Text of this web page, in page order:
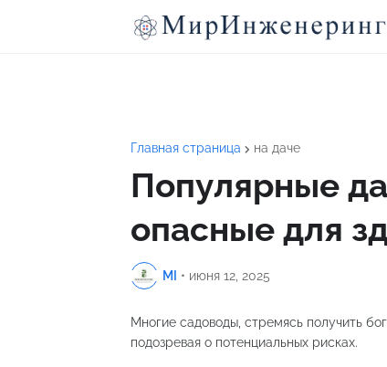
Главная страница на даче
Популярные
опасные для
MI • июня 12, 2025
Многие садоводы, стремясь получить
подозревая о потенциальных рисках.